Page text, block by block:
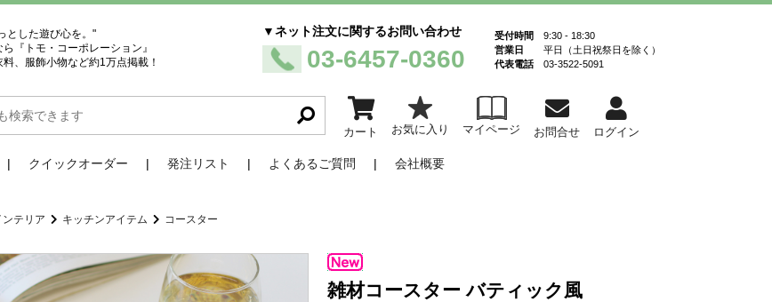
とした遊び心を。"
『トモ・コーポレーション』
、服飾小物など約1万点掲載！
▼ネット注文に関するお問い合わせ
03-6457-0360
受付時間 9:30 - 18:30
営業日 平日（土日祝祭日を除く）
代表電話 03-3522-5091
カート お気に入り マイページ お問合せ ログイン
クイックオーダー 発注リスト よくあるご質問 会社概要
ンテリア キッチンアイテム コースター
雑材コースター バティック風